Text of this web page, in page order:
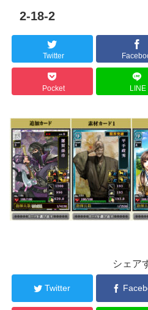
2-18-2
Twitter
Pocket LINE
シェア
Twitter